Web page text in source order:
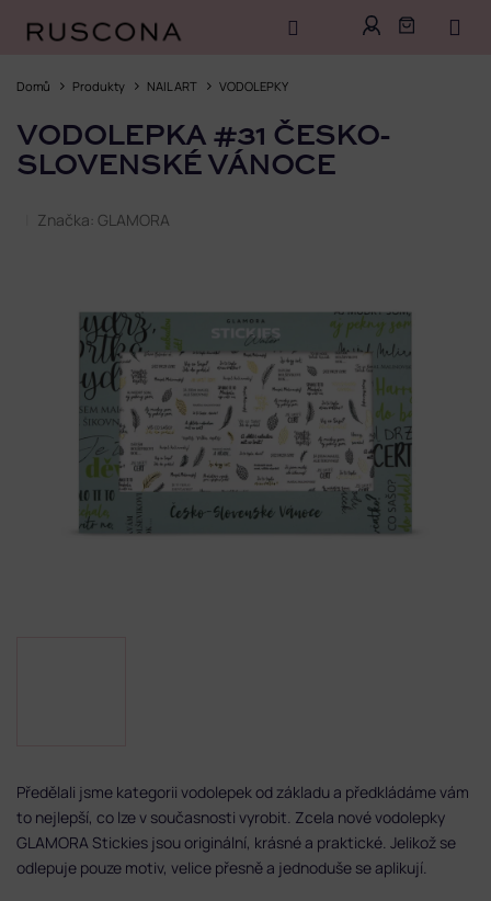
Domů Produkty NAIL ART VODOLEPKY
VODOLEPKA #31 ČESKO-
SLOVENSKÉ VÁNOCE
Značka: GLAMORA
Předělali jsme kategorii vodolepek od základu a předkládáme vám
to nejlepší, co lze v současnosti vyrobit. Zcela nové vodolepky
GLAMORA Stickies jsou originální, krásné a praktické. Jelikož se
odlepuje pouze motiv, velice přesně a jednoduše se aplikují.